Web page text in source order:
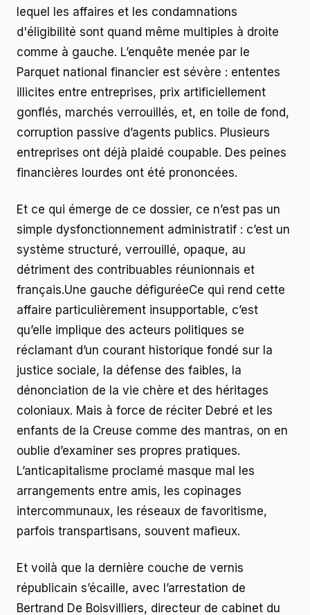
lequel les affaires et les condamnations
d'éligibilité sont quand même multiples à droite
comme à gauche. L’enquête menée par le
Parquet national financier est sévère : ententes
illicites entre entreprises, prix artificiellement
gonflés, marchés verrouillés, et, en toile de fond,
corruption passive d’agents publics. Plusieurs
entreprises ont déjà plaidé coupable. Des peines
financières lourdes ont été prononcées.
Et ce qui émerge de ce dossier, ce n’est pas un
simple dysfonctionnement administratif : c’est un
système structuré, verrouillé, opaque, au
détriment des contribuables réunionnais et
français.Une gauche défiguréeCe qui rend cette
affaire particulièrement insupportable, c’est
qu’elle implique des acteurs politiques se
réclamant d’un courant historique fondé sur la
justice sociale, la défense des faibles, la
dénonciation de la vie chère et des héritages
coloniaux. Mais à force de réciter Debré et les
enfants de la Creuse comme des mantras, on en
oublie d’examiner ses propres pratiques.
L’anticapitalisme proclamé masque mal les
arrangements entre amis, les copinages
intercommunaux, les réseaux de favoritisme,
parfois transpartisans, souvent mafieux.
Et voilà que la dernière couche de vernis
républicain s’écaille, avec l’arrestation de
Bertrand De Boisvilliers, directeur de cabinet du